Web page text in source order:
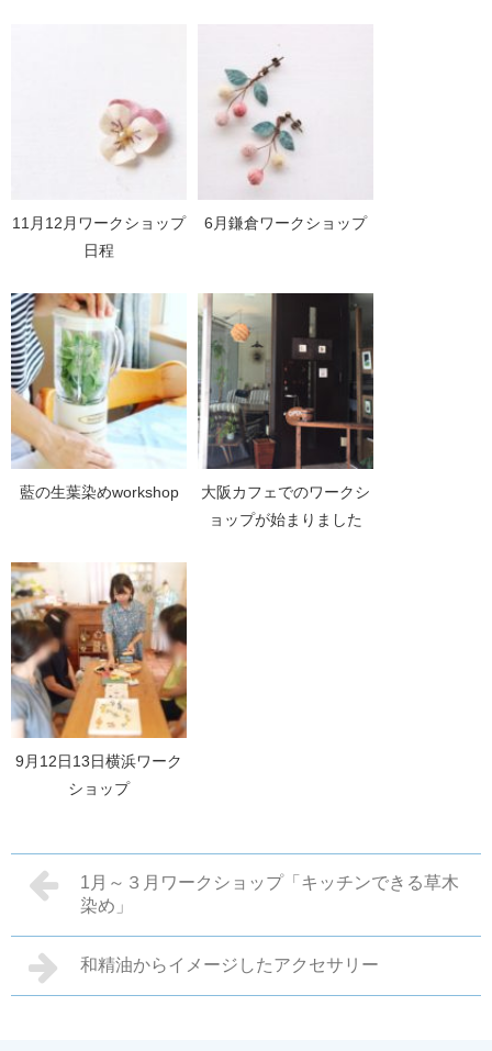
11月12月ワークショップ
日程
6月鎌倉ワークショップ
藍の生葉染めworkshop
大阪カフェでのワークシ
ョップが始まりました
9月12日13日横浜ワーク
ショップ
1月～３月ワークショップ「キッチンできる草木
染め」
和精油からイメージしたアクセサリー